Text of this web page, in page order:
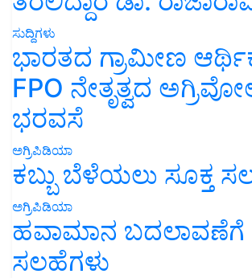
ಸುದ್ದಿಗಳು
ಭಾರತದ ಗ್ರಾಮೀಣ
FPO ನೇತೃತ್ವದ
ಭರವಸೆ
ಅಗ್ರಿಪಿಡಿಯಾ
ಕಬ್ಬು ಬೆಳೆಯಲು ಸೂಕ್ತ
ಅಗ್ರಿಪಿಡಿಯಾ
ಹವಾಮಾನ ಬದಲಾವಣೆಗೆ
ಸಲಹೆಗಳು